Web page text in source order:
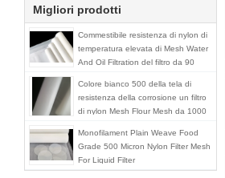
Migliori prodotti
Commestibile resistenza di nylon di
temperatura elevata di Mesh Water
And Oil Filtration del filtro da 90
Colore bianco 500 della tela di
resistenza della corrosione un filtro
di nylon Mesh Flour Mesh da 1000
Monofilament Plain Weave Food
Grade 500 Micron Nylon Filter Mesh
For Liquid Filter